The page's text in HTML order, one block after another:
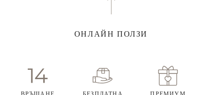
ОНЛАЙН ПОЛЗИ